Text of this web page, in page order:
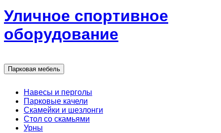
Уличное спортивное
оборудование
Парковая мебель
Навесы и перголы
Парковые качели
Скамейки и шезлонги
Стол со скамьями
Урны